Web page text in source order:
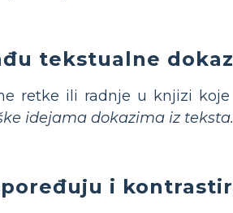
tekstualne
retke ili radnje u knjizi
idejama dokazima iz teksta.
i